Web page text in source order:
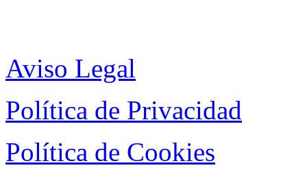
Aviso Legal
Política de Privacidad
Política de Cookies